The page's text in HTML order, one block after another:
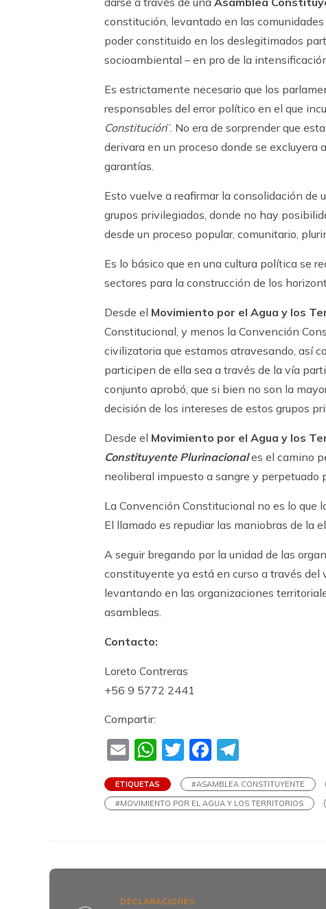
constitución, levantado en las
poder constituido en los deslegitimados
socioambiental – en pro de la
Es estrictamente necesario que los
responsables del error político en el que
Constitución”. No era de sorprender que
derivara en un proceso donde se
garantías.
Esto vuelve a reafirmar la consolidación de
grupos privilegiados, donde no hay
desde un proceso popular, comunitario,
Es lo básico que en una cultura política se
sectores para la construcción de los
Desde el Movimiento por el Agua y los
Constitucional, y menos la Convención
civilizatoria que estamos atravesando, así
participen de ella sea a través de la vía
conjunto aprobó, que si bien no son la
decisión de los intereses de estos grupos
Desde el Movimiento por el Agua y los
Constituyente Plurinacionales el camino
neoliberal impuesto a sangre y
La Convención Constitucional no es lo que
El llamado es repudiar las maniobras de la
A seguir bregando por la unidad de las
constituyente ya está en curso a través del
levantando en las organizaciones
asambleas.
Contacto:
Loreto Contreras
+56 9 5772 2441
Compartir:
EmailWhatsApp
TwitterFacebook
ETIQUETAS #ASAMBLEA CONSTITUYENTE
#MOVIMIENTO POR EL AGUA Y LOS TERRITORIOS
DECLARACIONES